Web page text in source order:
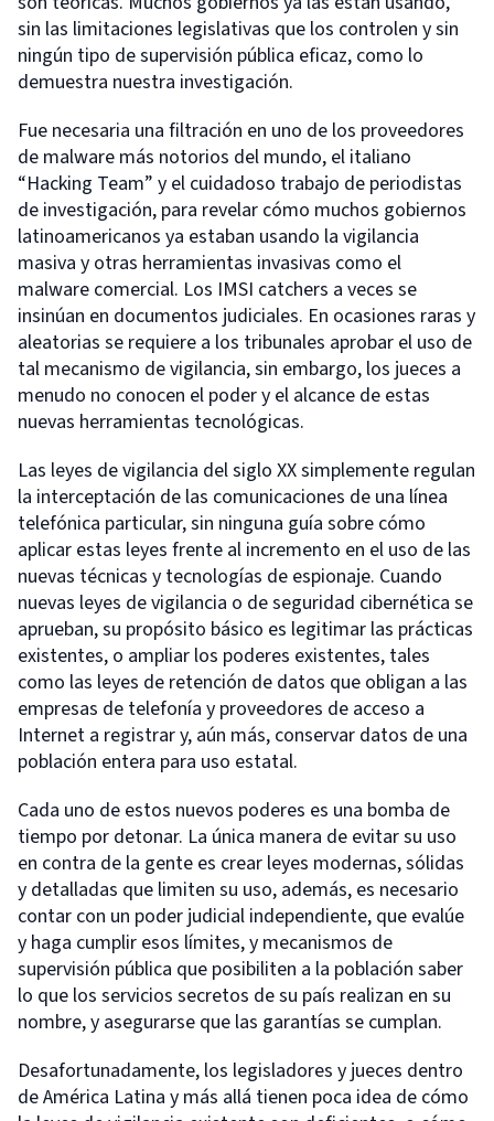
sin las limitaciones legislativas que los controlen y sin
ningún tipo de supervisión pública eficaz, como lo
demuestra nuestra investigación.
Fue necesaria una filtración en uno de los proveedores
de malware más notorios del mundo, el italiano
“Hacking Team” y el cuidadoso trabajo de periodistas
de investigación, para revelar cómo muchos gobiernos
latinoamericanos ya estaban usando la vigilancia
masiva y otras herramientas invasivas como el
malware comercial. Los IMSI catchers a veces se
insinúan en documentos judiciales. En ocasiones raras y
aleatorias se requiere a los tribunales aprobar el uso de
tal mecanismo de vigilancia, sin embargo, los jueces a
menudo no conocen el poder y el alcance de estas
nuevas herramientas tecnológicas.
Las leyes de vigilancia del siglo XX simplemente regulan
la interceptación de las comunicaciones de una línea
telefónica particular, sin ninguna guía sobre cómo
aplicar estas leyes frente al incremento en el uso de las
nuevas técnicas y tecnologías de espionaje. Cuando
nuevas leyes de vigilancia o de seguridad cibernética se
aprueban, su propósito básico es legitimar las prácticas
existentes, o ampliar los poderes existentes, tales
como las leyes de retención de datos que obligan a las
empresas de telefonía y proveedores de acceso a
Internet a registrar y, aún más, conservar datos de una
población entera para uso estatal.
Cada uno de estos nuevos poderes es una bomba de
tiempo por detonar. La única manera de evitar su uso
en contra de la gente es crear leyes modernas, sólidas
y detalladas que limiten su uso, además, es necesario
contar con un poder judicial independiente, que evalúe
y haga cumplir esos límites, y mecanismos de
supervisión pública que posibiliten a la población saber
lo que los servicios secretos de su país realizan en su
nombre, y asegurarse que las garantías se cumplan.
Desafortunadamente, los legisladores y jueces dentro
de América Latina y más allá tienen poca idea de cómo